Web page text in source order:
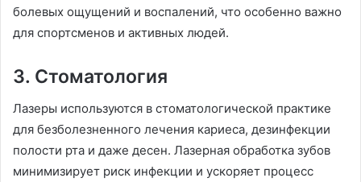
болевых ощущений и воспалений, что особенно важно
для спортсменов и активных людей.
3. Стоматология
Лазеры используются в стоматологической практике
для безболезненного лечения кариеса, дезинфекции
полости рта и даже десен. Лазерная обработка зубов
минимизирует риск инфекции и ускоряет процесс